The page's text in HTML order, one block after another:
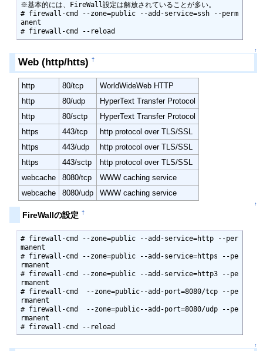
※基本的には、FireWall設定は解放されていることが多い。
# firewall-cmd --zone=public --add-service=ssh --perm
anent
# firewall-cmd --reload
↑
Web (http/htts) †
http 80/tcp
WorldWideWeb HTTP
http
80/udp
HyperText Transfer Protocol
http
80/sctp
HyperText Transfer Protocol
https
443/tcp
http protocol over TLS/SSL
https
443/udp
http protocol over TLS/SSL
https
443/sctp
http protocol over TLS/SSL
webcache
8080/tcp
WWW caching service
webcache
8080/udp WWW caching service
↑
FireWallの設定 †
# firewall-cmd --zone=public --add-service=http --per
manent
# firewall-cmd --zone=public --add-service=https --pe
rmanent
# firewall-cmd --zone=public --add-service=http3 --pe
rmanent
# firewall-cmd  --zone=public--add-port=8080/tcp --pe
rmanent
# firewall-cmd  --zone=public--add-port=8080/udp --pe
rmanent
# firewall-cmd --reload
↑